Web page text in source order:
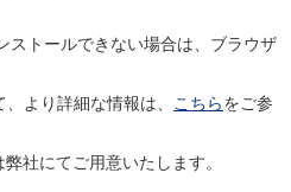
ストールできない場合は、ブラウザ
より詳細な情報は、
こちらをご参
社にてご用意いたします。